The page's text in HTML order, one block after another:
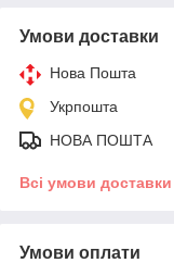
Умови доставки
Нова Пошта
Укрпошта
НОВА ПОШТА
Всі умови доставки
Умови оплати